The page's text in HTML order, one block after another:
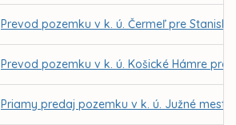
Prevod pozemku v k. ú. Čermeľ pre
Prevod pozemku v k. ú. Košické Hámre pre
Priamy predaj pozemku v k. ú. Južné mesto